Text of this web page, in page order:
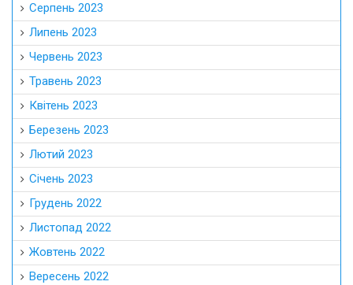
Серпень 2023
Липень 2023
Червень 2023
Травень 2023
Квітень 2023
Березень 2023
Лютий 2023
Січень 2023
Грудень 2022
Листопад 2022
Жовтень 2022
Вересень 2022